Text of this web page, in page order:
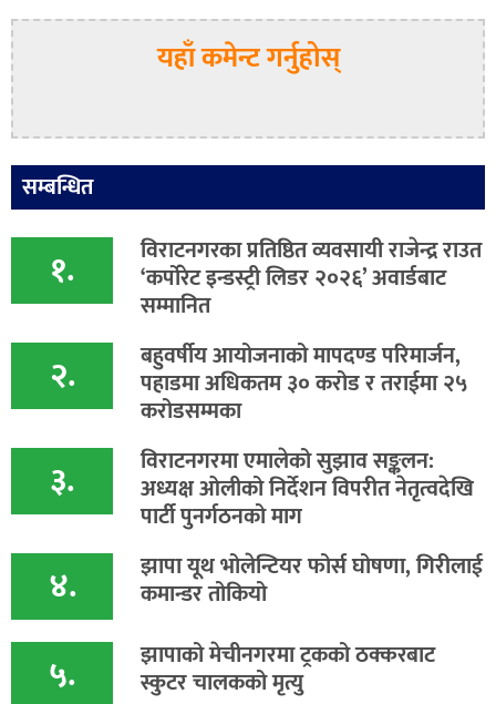
यहाँ कमेन्ट गर्नुहोस्
सम्बन्धित
१. विराटनगरका प्रतिष्ठित व्यवसायी राजेन्द्र राउत
‘कर्पोरेट इन्डस्ट्री लिडर २०२६’ अवार्डबाट
सम्मानित
२. बहुवर्षीय आयोजनाको मापदण्ड परिमार्जन,
पहाडमा अधिकतम ३० करोड र तराईमा २५
करोडसम्मका
३. विराटनगरमा एमालेको सुझाव सङ्कलन:
अध्यक्ष ओलीको निर्देशन विपरीत नेतृत्वदेखि
पार्टी पुनर्गठनको माग
४. झापा यूथ भोलेन्टियर फोर्स घोषणा, गिरीलाई
कमान्डर तोकियो
५. ​झापाको मेचीनगरमा ट्रकको ठक्करबाट
स्कुटर चालकको मृत्यु